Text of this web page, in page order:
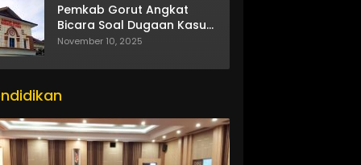
Pemkab Gorut Angkat
Bicara Soal Dugaan Kasus
Asusila Oknum ASN
November 10, 2025